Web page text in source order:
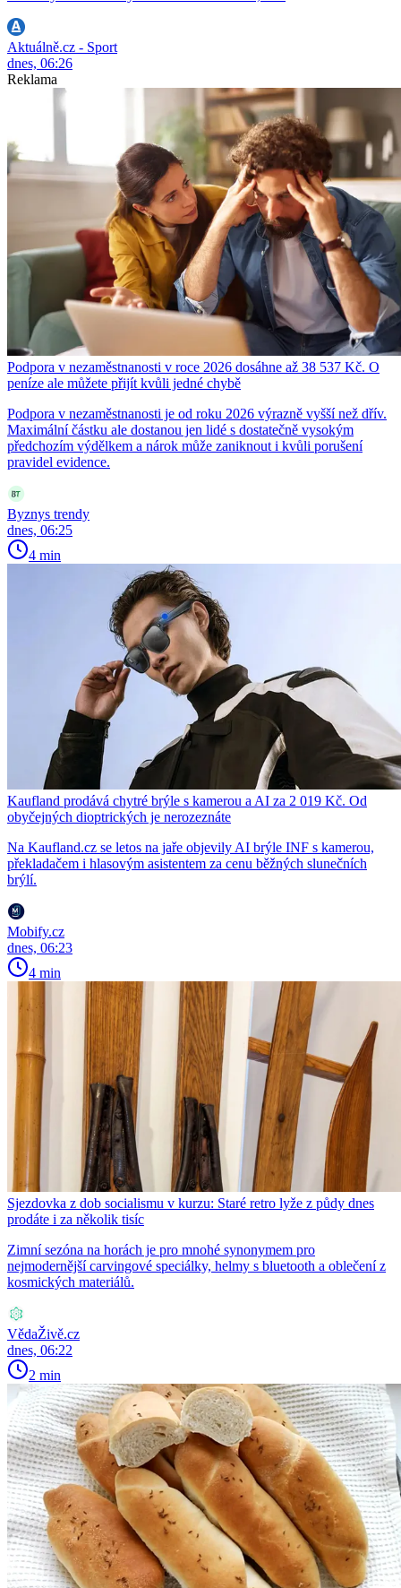
Aktuálně.cz - Sport
dnes, 06:26
Reklama
Podpora v nezaměstnanosti v roce 2026 dosáhne až 38 537 Kč. O
peníze ale můžete přijít kvůli jedné chybě
Podpora v nezaměstnanosti je od roku 2026 výrazně vyšší než dřív.
Maximální částku ale dostanou jen lidé s dostatečně vysokým
předchozím výdělkem a nárok může zaniknout i kvůli porušení
pravidel evidence.
Byznys trendy
dnes, 06:25
4 min
Kaufland prodává chytré brýle s kamerou a AI za 2 019 Kč. Od
obyčejných dioptrických je nerozeznáte
Na Kaufland.cz se letos na jaře objevily AI brýle INF s kamerou,
překladačem i hlasovým asistentem za cenu běžných slunečních
brýlí.
Mobify.cz
dnes, 06:23
4 min
Sjezdovka z dob socialismu v kurzu: Staré retro lyže z půdy dnes
prodáte i za několik tisíc
Zimní sezóna na horách je pro mnohé synonymem pro
nejmodernější carvingové speciálky, helmy s bluetooth a oblečení z
kosmických materiálů.
VědaŽivě.cz
dnes, 06:22
2 min